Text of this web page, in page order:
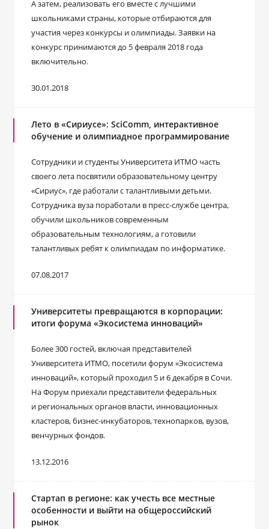
А затем, реализовать его вместе с лучшими
школьниками страны, которые отбираются для
участия через конкурсы и олимпиады. Заявки на
конкурс принимаются до 5 февраля 2018 года
включительно.
30.01.2018
Лето в «Сириусе»: SciComm, интерактивное
обучение и олимпиадное программирование
Сотрудники и студенты Университета ИТМО часть
своего лета посвятили образовательному центру
«Сириус», где работали с талантливыми детьми.
Сотрудника вуза поработали в пресс-службе центра,
обучили школьников современным
образовательным технологиям, а готовили
талантливых ребят к олимпиадам по информатике.
07.08.2017
Университеты превращаются в корпорации:
итоги форума «Экосистема инноваций»
Более 300 гостей, включая представителей
Университета ИТМО, посетили форум «Экосистема
инноваций», который проходил 5 и 6 декабря в Сочи.
На Форум приехали представители федеральных
и региональных органов власти, инновационных
кластеров, бизнес-инкубаторов, технопарков, вузов,
венчурных фондов.
13.12.2016
Стартап в регионе: как учесть все местные
особенности и выйти на общероссийский
рынок